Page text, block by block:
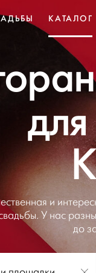
КАТАЛОГ
и
У нас
до